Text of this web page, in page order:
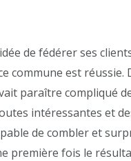
de fédérer ses
commune est réussie.
paraître compliqué
intéressantes et
de combler et
première fois le